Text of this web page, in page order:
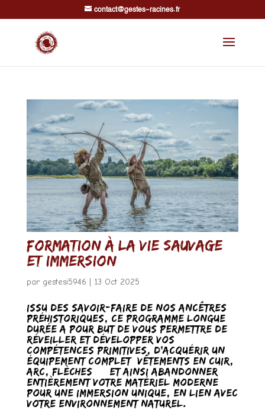
contact@gestes-racines.fr
Formation à la vie sauvage
et immersion
par gestesi5946 13 Oct 2025
Issu des savoir-faire de nos ancêtres
préhistoriques, ce programme longue
durée a pour but de vous permettre de
réveiller et développer vos
compétences primitives, d’acquérir un
équipement complet (vêtements en cuir,
arc, flèches…) et ainsi abandonner
entièrement votre matériel moderne
pour une immersion unique, en lien avec
votre environnement naturel.